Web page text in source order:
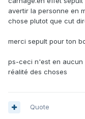
avertir la personne en
chose plutot que cut
merci sepult pour ton
ps-ceci n'est en
réalité des choses
Quote